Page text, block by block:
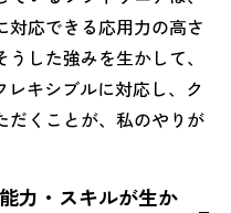
対応できる応用力の高さ
した強みを生かして、
キシブルに対応し、ク
だくことが、私のやりが
力・スキルが生か